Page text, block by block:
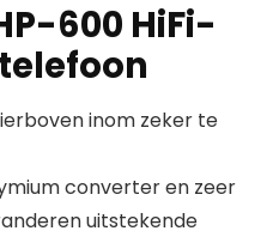
600 HiFi-
inom zeker te
converter en zeer
uitstekende